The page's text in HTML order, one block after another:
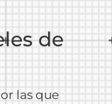
de
las que